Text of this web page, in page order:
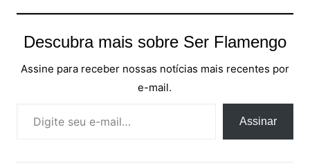
Descubra mais sobre Ser Flamengo
Assine para receber nossas notícias mais recentes por
e-mail.
Assinar